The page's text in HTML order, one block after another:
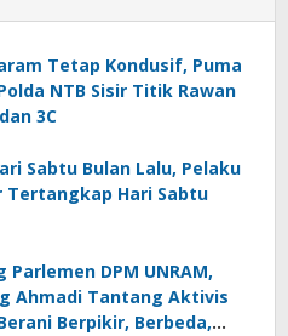
Tetap Kondusif, Puma
NTB Sisir Titik Rawan
3C
Sabtu Bulan Lalu, Pelaku
Tertangkap Hari Sabtu
Parlemen DPM UNRAM,
Ahmadi Tantang Aktivis
Berpikir, Berbeda,